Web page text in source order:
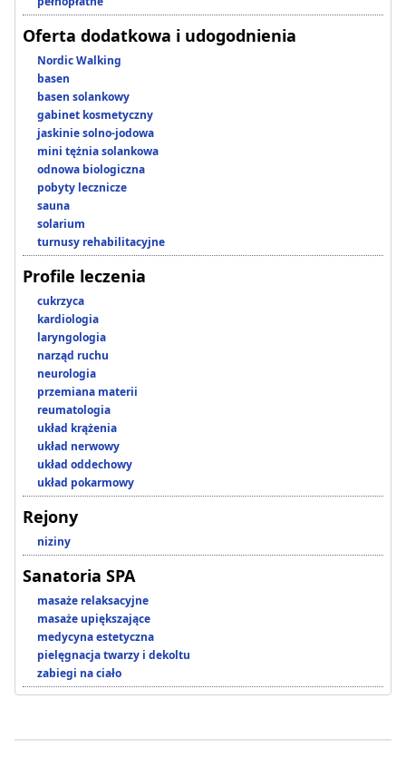
Oferta dodatkowa i udogodnienia
Nordic Walking
basen
basen solankowy
gabinet kosmetyczny
jaskinie solno-jodowa
mini tężnia solankowa
odnowa biologiczna
pobyty lecznicze
sauna
solarium
turnusy rehabilitacyjne
Profile leczenia
cukrzyca
kardiologia
laryngologia
narząd ruchu
neurologia
przemiana materii
reumatologia
układ krążenia
układ nerwowy
układ oddechowy
układ pokarmowy
Rejony
niziny
Sanatoria SPA
masaże relaksacyjne
masaże upiększające
medycyna estetyczna
pielęgnacja twarzy i dekoltu
zabiegi na ciało